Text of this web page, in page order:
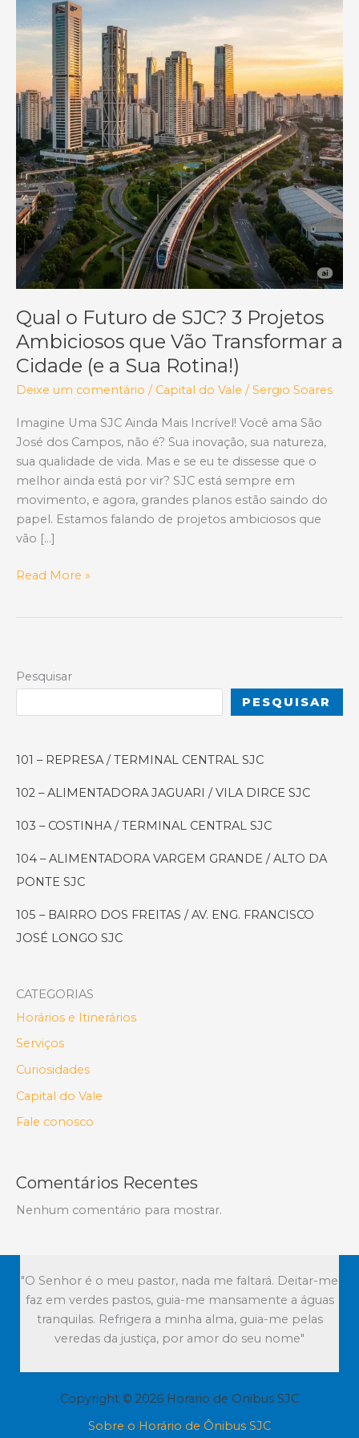
Qual o Futuro de SJC? 3 Projetos
Ambiciosos que Vão Transformar a
Cidade (e a Sua Rotina!)
Deixe um comentário / Capital do Vale /Sergio Soares
Imagine Uma SJC Ainda Mais Incrível! Você ama São
José dos Campos, não é? Sua inovação, sua natureza,
sua qualidade de vida. Mas e se eu te dissesse que o
melhor ainda está por vir? SJC está sempre em
movimento, e agora, grandes planos estão saindo do
papel. Estamos falando de projetos ambiciosos que
vão […]
Qual
3
Projetos
Transformar
a
(e
Sua
Rotina!)
Read More »
Pesquisar
PESQUISAR
101 – REPRESA / TERMINAL CENTRAL SJC
102 – ALIMENTADORA JAGUARI / VILA DIRCE SJC
103 – COSTINHA / TERMINAL CENTRAL SJC
104 – ALIMENTADORA VARGEM GRANDE / ALTO DA
PONTE SJC
105 – BAIRRO DOS FREITAS / AV. ENG. FRANCISCO
JOSÉ LONGO SJC
CATEGORIAS
Horários e Itinerários
Serviços
Curiosidades
Capital do Vale
Fale conosco
Comentários Recentes
Nenhum comentário para mostrar.
"O Senhor é o meu pastor, nada me faltará. Deitar-me
faz em verdes pastos, guia-me mansamente a águas
tranquilas. Refrigera a minha alma, guia-me pelas
veredas da justiça, por amor do seu nome"
Copyright © 2026 Horario de Onibus SJC
Sobre o Horário de Ônibus SJC